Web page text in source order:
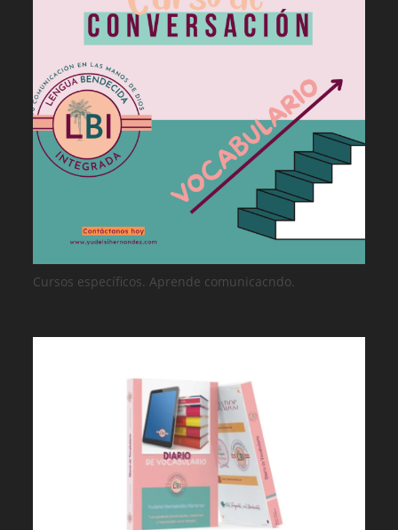
Cursos específicos. Aprende comunicacndo.